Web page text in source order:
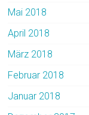
Mai 2018
April 2018
März 2018
Februar 2018
Januar 2018